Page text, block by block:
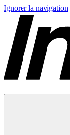
Ignorer la navigation